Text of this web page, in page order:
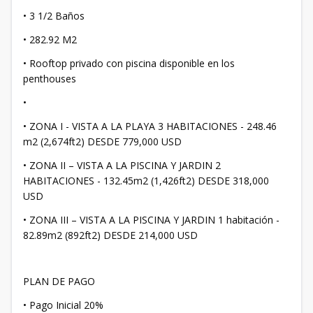
• 3 1/2 Baños
• 282.92 M2
• Rooftop privado con piscina disponible en los
penthouses
•
• ZONA I - VISTA A LA PLAYA 3 HABITACIONES - 248.46
m2 (2,674ft2) DESDE 779,000 USD
• ZONA II – VISTA A LA PISCINA Y JARDIN 2
HABITACIONES - 132.45m2 (1,426ft2) DESDE 318,000
USD
• ZONA III – VISTA A LA PISCINA Y JARDIN 1 habitación -
82.89m2 (892ft2) DESDE 214,000 USD
PLAN DE PAGO
• Pago Inicial 20%